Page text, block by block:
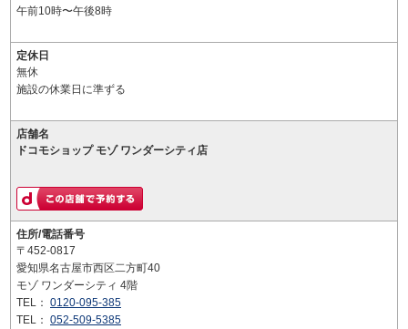
午前10時〜午後8時
定休日
無休
施設の休業日に準ずる
店舗名
ドコモショップ モゾ ワンダーシティ店
住所/電話番号
〒452-0817
愛知県名古屋市西区二方町40
モゾ ワンダーシティ 4階
TEL： 0120-095-385
TEL： 052-509-5385